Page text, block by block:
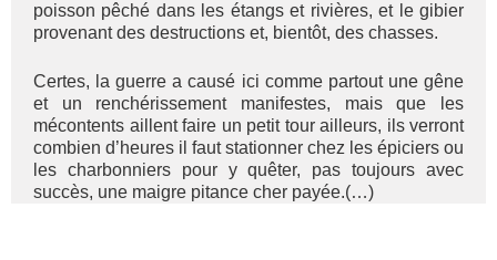
poisson pêché dans les étangs et rivières, et le gibier
provenant des destructions et, bientôt, des chasses.
Certes, la guerre a causé ici comme partout une gêne
et un renchérissement manifestes, mais que les
mécontents aillent faire un petit tour ailleurs, ils verront
combien d’heures il faut stationner chez les épiciers ou
les charbonniers pour y quêter, pas toujours avec
succès, une maigre pitance cher payée.(…)